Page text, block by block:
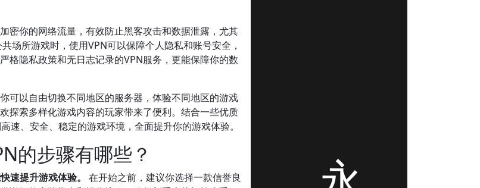
密你的网络流量，有效防止黑客攻击和数据泄露，尤其
场所游戏时，使用VPN可以保障个人隐私和账号安全，
格隐私政策和无日志记录的VPN服务，更能保障你的数
可以自由切换不同地区的服务器，体验不同地区的游戏
探索多样化游戏内容的玩家带来了便利。结合一些优质
、安全、稳定的游戏环境，全面提升你的游戏体验。
的步骤有哪些？
速提升游戏体验。
在开始之前，建议你选择一款信誉良